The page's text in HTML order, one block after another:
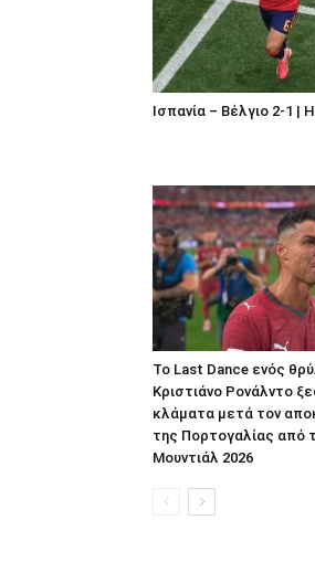
Ισπανία – Βέλγιο 2-1 |
Το Last Dance ενός
Κριστιάνο Ρονάλντο
κλάματα μετά τον
της Πορτογαλίας από
Μουντιάλ 2026